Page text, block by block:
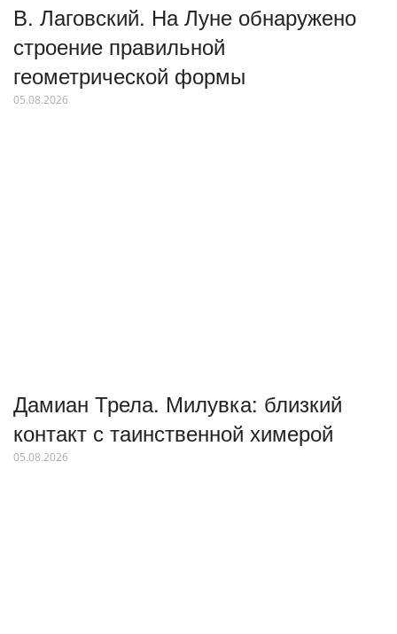
В. Лаговский. На Луне обнаружено
строение правильной
геометрической формы
05.08.2026
Дамиан Трела. Милувка: близкий
контакт с таинственной химерой
05.08.2026